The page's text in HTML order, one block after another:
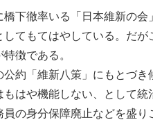
下徹率いる「日本維新の会
てもてはやしている。だ
徴である。
約「維新八策」にもとづき
もはや機能しない、として
の身分保障廃止などを盛り